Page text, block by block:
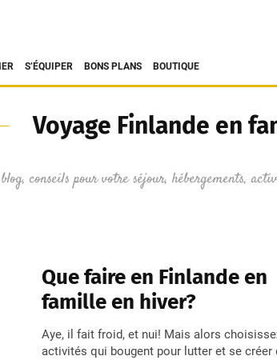
S’ÉQUIPER BONS PLANS BOUTIQUE
Voyage Finlande en
conseils pour votre séjour, hébergements,
Que faire en Finlande en
famille en hiver?
Aye, il fait froid, et nui! Mais alors
activités qui bougent pour lutter et se créer